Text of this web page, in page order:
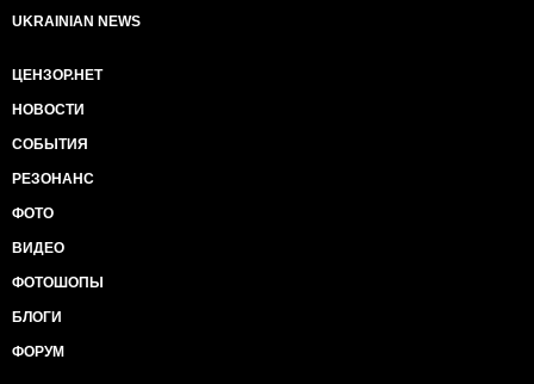
UKRAINIAN NEWS
ЦЕНЗОР.НЕТ
НОВОСТИ
СОБЫТИЯ
РЕЗОНАНС
ФОТО
ВИДЕО
ФОТОШОПЫ
БЛОГИ
ФОРУМ